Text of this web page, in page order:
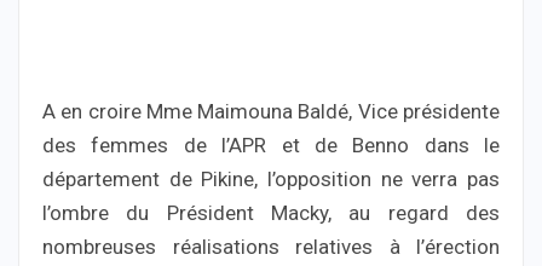
A en croire Mme Maimouna Baldé, Vice présidente
des femmes de l’APR et de Benno dans le
département de Pikine, l’opposition ne verra pas
l’ombre du Président Macky, au regard des
nombreuses réalisations relatives à l’érection